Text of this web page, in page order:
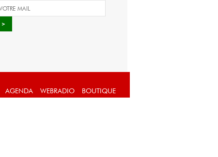
AGENDA WEBRADIO BOUTIQUE